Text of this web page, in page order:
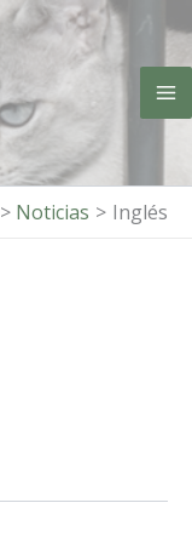
Noticias Inglés